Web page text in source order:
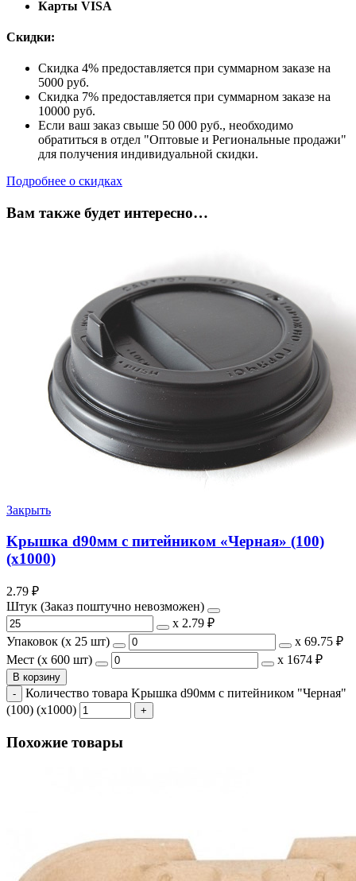
Карты VISA
Скидки:
Скидка 4% предоставляется при суммарном заказе на
5000 руб.
Скидка 7% предоставляется при суммарном заказе на
10000 руб.
Если ваш заказ свыше 50 000 руб., необходимо
обратиться в отдел "Оптовые и Региональные продажи"
для получения индивидуальной скидки.
Подробнее о скидках
Вам также будет интересно…
Закрыть
Kрышка d90мм с питейником «Черная» (100)
(х1000)
2.79 ₽
Штук (Заказ поштучно невозможен)
х 2.79 ₽
Упаковок (x 25 шт)
х 69.75 ₽
Мест (x 600 шт)
х 1674 ₽
В корзину
Количество товара Kрышка d90мм с питейником "Черная"
(100) (х1000)
Похожие товары